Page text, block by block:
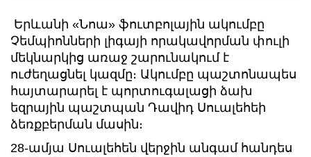
Երևանի «Նոա» ֆուտբոլային ակումբը
Չեմպիոնների լիգայի որակավորման փուլի
մեկնարկից առաջ շարունակում է
ուժեղացնել կազմը։ Ակումբը պաշտոնապես
հայտարարել է պորտուգալացի ձախ
եզրային պաշտպան Դավիդ Սուալեհեի
ձեռքբերման մասին։
28-ամյա Սուալեհեն վերջին անգամ հանդես